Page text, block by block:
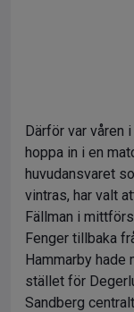
Därför var våren
hoppa in i en
huvudansvaret
vintras, har valt
Fällman i
Fenger tillbaka
Hammarby hade
stället för
Sandberg